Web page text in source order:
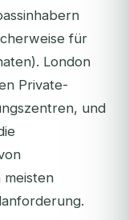
für
London
Private-
und
meisten